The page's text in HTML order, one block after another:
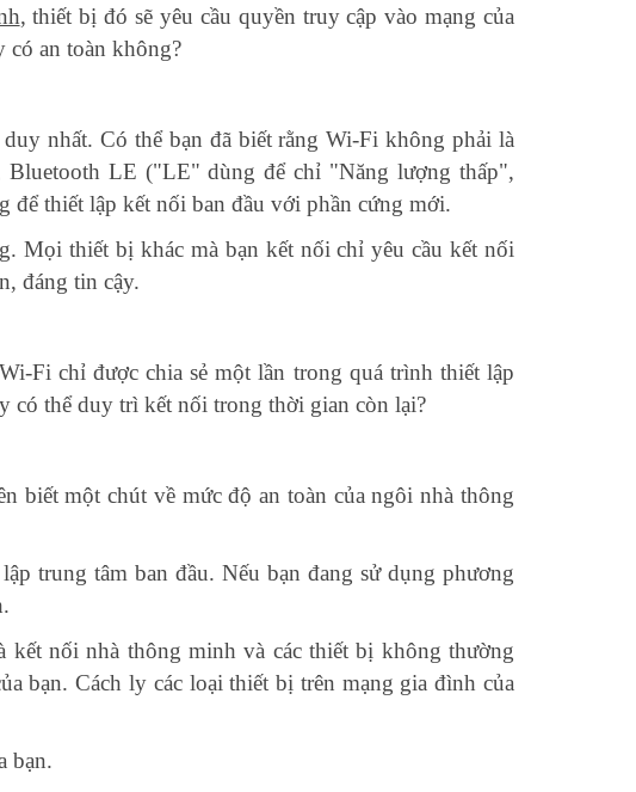
, thiết bị đó sẽ yêu cầu quyền truy cập vào mạng của
có an toàn không?
nhất. Có thể bạn đã biết rằng Wi-Fi không phải là
LE ("LE" dùng để chỉ "Năng lượng thấp",
thiết lập kết nối ban đầu với phần cứng mới.
Mọi thiết bị khác mà bạn kết nối chỉ yêu cầu kết nối
đáng tin cậy.
Fi chỉ được chia sẻ một lần trong quá trình thiết lập
có thể duy trì kết nối trong thời gian còn lại?
biết một chút về mức độ an toàn của ngôi nhà thông
trung tâm ban đầu. Nếu bạn đang sử dụng phương
nối nhà thông minh và các thiết bị không thường
bạn. Cách ly các loại thiết bị trên mạng gia đình của
bạn.